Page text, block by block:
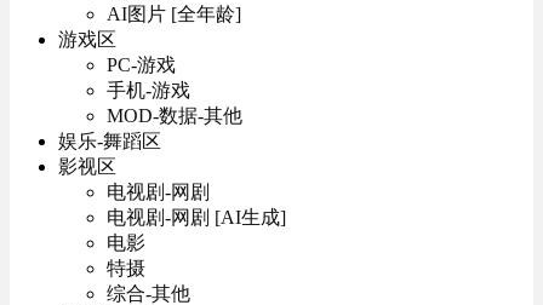
AI图片 [全年龄]
游戏区
PC-游戏
手机-游戏
MOD-数据-其他
娱乐-舞蹈区
影视区
电视剧-网剧
电视剧-网剧 [AI生成]
电影
特摄
综合-其他